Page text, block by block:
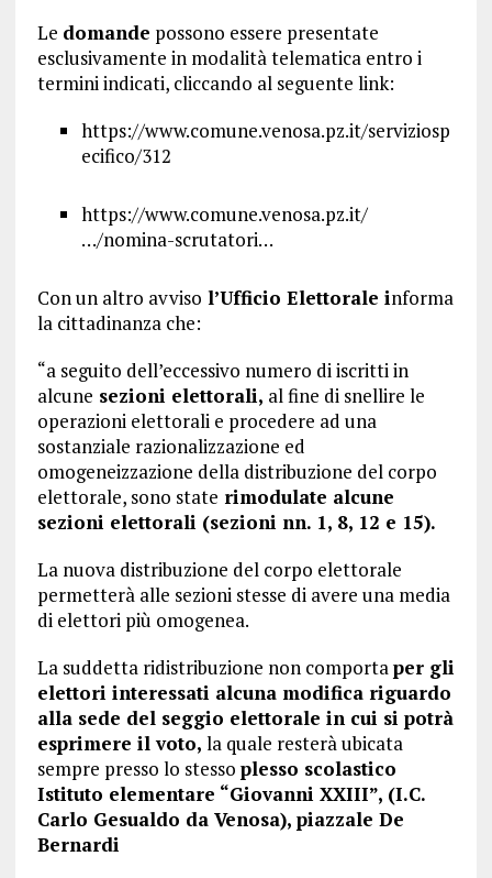
Le domande possono essere presentate
esclusivamente in modalità telematica entro i
termini indicati, cliccando al seguente link:
https://www.comune.venosa.pz.it/serviziosp
ecifico/312
https://www.comune.venosa.pz.it/
…/nomina-scrutatori…
Con un altro avviso l’Ufficio Elettorale informa
la cittadinanza che:
“a seguito dell’eccessivo numero di iscritti in
alcune sezioni elettorali, al fine di snellire le
operazioni elettorali e procedere ad una
sostanziale razionalizzazione ed
omogeneizzazione della distribuzione del corpo
elettorale, sono state rimodulate alcune
sezioni elettorali (sezioni nn. 1, 8, 12 e 15).
La nuova distribuzione del corpo elettorale
permetterà alle sezioni stesse di avere una media
di elettori più omogenea.
La suddetta ridistribuzione non comportaper gli
elettori interessati alcuna modifica riguardo
alla sede del seggio elettorale in cui si potrà
esprimere il voto, la quale resterà ubicata
sempre presso lo stesso plesso scolastico
Istituto elementare “Giovanni XXIII”, (I.C.
Carlo Gesualdo da Venosa), piazzale De
Bernardi